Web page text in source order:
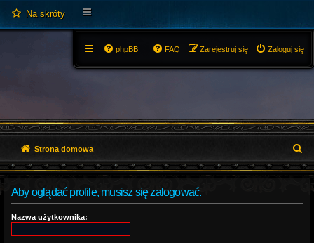
Na skróty
Zaloguj się
Zarejestruj się
FAQ
phpBB
Strona domowa
z
Aby oglądać profile, musisz się zalogować.
Nazwa użytkownika: